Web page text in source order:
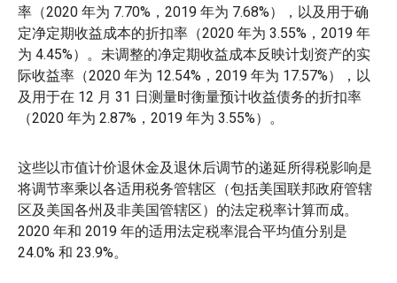
率（2020 年为 7.70%，2019 年为 7.68%），以及用于确
定净定期收益成本的折扣率（2020 年为 3.55%，2019 年
为 4.45%）。未调整的净定期收益成本反映计划资产的实
际收益率（2020 年为 12.54%，2019 年为 17.57%），以
及用于在 12 月 31 日测量时衡量预计收益债务的折扣率
（2020 年为 2.87%，2019 年为 3.55%）。
这些以市值计价退休金及退休后调节的递延所得税影响是
将调节率乘以各适用税务管辖区（包括美国联邦政府管辖
区及美国各州及非美国管辖区）的法定税率计算而成。
2020 年和 2019 年的适用法定税率混合平均值分别是
24.0% 和 23.9%。